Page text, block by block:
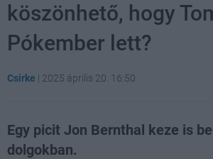
köszönhető, hogy
Pókember lett?
Csirke | 2025 április 20. 16:50
Egy picit Jon Bernthal keze is
dolgokban.